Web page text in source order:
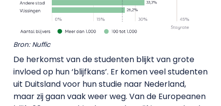
Bron: Nuffic
De herkomst van de studenten blijkt van grote
invloed op hun ‘blijfkans’. Er komen veel studenten
uit Duitsland voor hun studie naar Nederland,
maar zij gaan vaak weer weg. Van de Europeanen